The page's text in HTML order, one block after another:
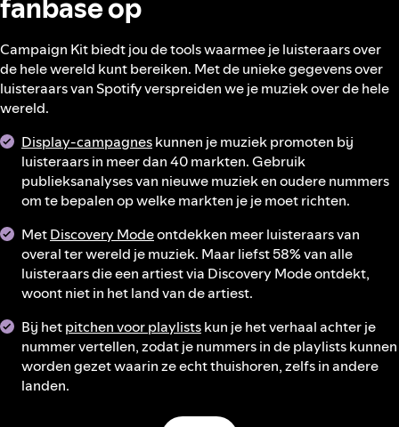
fanbase op
Campaign Kit biedt jou de tools waarmee je luisteraars over
de hele wereld kunt bereiken. Met de unieke gegevens over
luisteraars van Spotify verspreiden we je muziek over de hele
wereld.
Display-campagneskunnen je muziek promoten bij
luisteraars in meer dan 40 markten. Gebruik
publieksanalyses van nieuwe muziek en oudere nummers
om te bepalen op welke markten je je moet richten.
MetDiscovery Modeontdekken meer luisteraars van
overal ter wereld je muziek. Maar liefst 58% van alle
luisteraars die een artiest via Discovery Mode ontdekt,
woont niet in het land van de artiest.
Bij hetpitchen voor playlistskun je het verhaal achter je
nummer vertellen, zodat je nummers in de playlists kunnen
worden gezet waarin ze echt thuishoren, zelfs in andere
landen.